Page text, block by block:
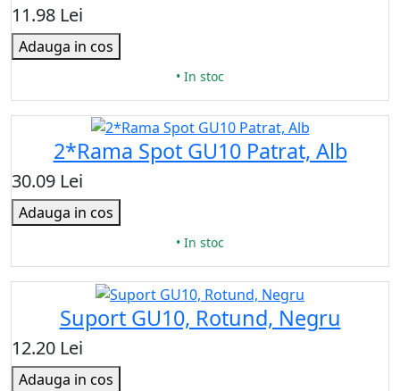
11.98 Lei
Adauga in cos
• In stoc
2*Rama Spot GU10 Patrat, Alb
30.09 Lei
Adauga in cos
• In stoc
Suport GU10, Rotund, Negru
12.20 Lei
Adauga in cos